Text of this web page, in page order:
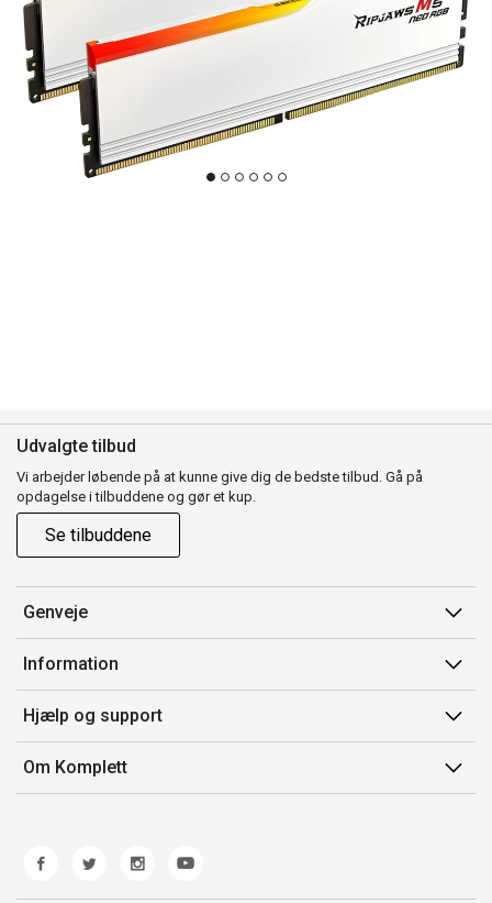
Udvalgte tilbud
Vi arbejder løbende på at kunne give dig de bedste tilbud. Gå på
opdagelse i tilbuddene og gør et kup.
Se tilbuddene
Genveje
Min side
Ordrehistorik
Gavekort
Information
Salgsbetingelser
Mærker/producent
Fortrydelsesret
Hjælp og support
Kontakt os
Kundeservice
Fejl/Mangler
Fragt og levering
Om Komplett